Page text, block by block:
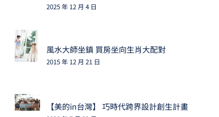
2025 年 12 月 4 日
風水大師坐鎮 買房坐向生肖大配對
2015 年 12 月 21 日
【美的in台灣】 巧時代跨界設計創生計畫